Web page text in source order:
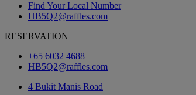
Find Your Local Number
HB5Q2@raffles.com
RESERVATION
+65 6032 4688
HB5Q2@raffles.com
4 Bukit Manis Road